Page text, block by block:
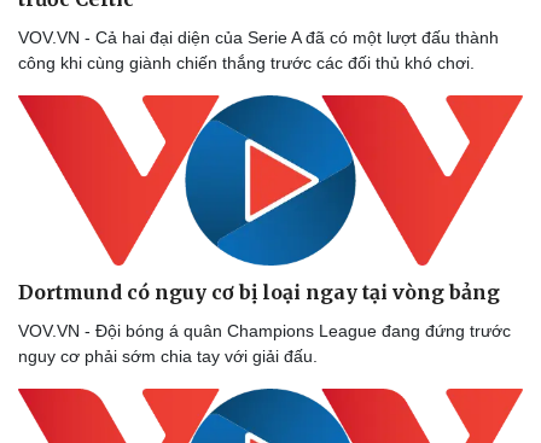
VOV.VN - Cả hai đại diện của Serie A đã có một lượt đấu thành
công khi cùng giành chiến thắng trước các đối thủ khó chơi.
Dortmund có nguy cơ bị loại ngay tại vòng bảng
VOV.VN - Đội bóng á quân Champions League đang đứng trước
nguy cơ phải sớm chia tay với giải đấu.